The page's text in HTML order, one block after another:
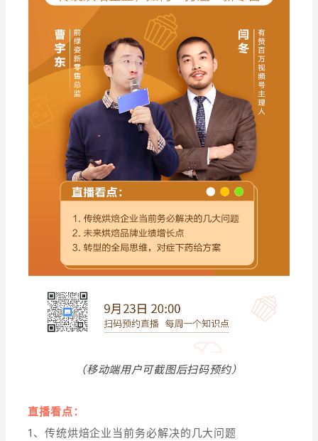
（移动端用户可截图后扫码预约）
直播看点：
1、 传统烘焙企业当前务必解决的几大问题